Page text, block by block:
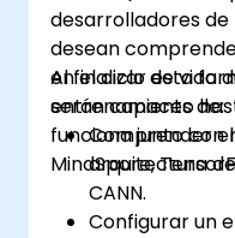
desarrolladores
desean
en el ciclo de vida
entrenamiento
funciona junto
MindSpore,
Al finalizar esta
serán capaces de:
Comprender
arquitectura
CANN.
Configurar un